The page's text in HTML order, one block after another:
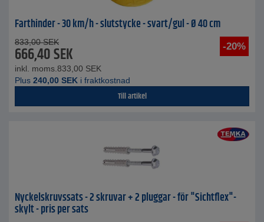
Farthinder - 30 km/h - slutstycke - svart/gul - Ø 40 cm
-20%
833,00 SEK
666,40SEK
inkl. moms. 833,00 SEK
Plus 240,00 SEK i fraktkostnad
Till artikel
Nyckelskruvssats - 2 skruvar + 2 pluggar - för "Sichtflex"-
skylt - pris per sats